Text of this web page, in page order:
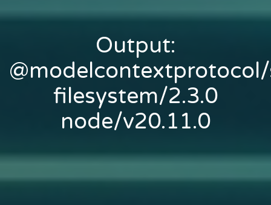
Output:
filesystem/2.3.0
node/v20.11.0